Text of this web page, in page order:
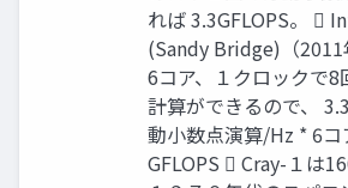
れば 3.3GFLOPS。 
(Sandy Bridge)（2011
6コア、１クロックで8
計算ができるので、
動小数点演算/Hz * 6コ
GFLOPS  Cray-１は